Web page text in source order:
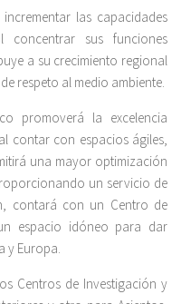
las capacidades
concentrar sus funciones
a su crecimiento regional
respeto al medio ambiente.
promoverá la excelencia
contar con espacios ágiles,
una mayor optimización
un servicio de
contará con un Centro de
espacio idóneo para dar
y Europa.
Centros de Investigación y